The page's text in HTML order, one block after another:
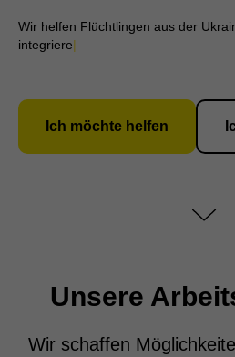
Wir helfen Flüchtlingen aus der
integrieren
Ich möchte helfen
Unsere
Wir schaffen